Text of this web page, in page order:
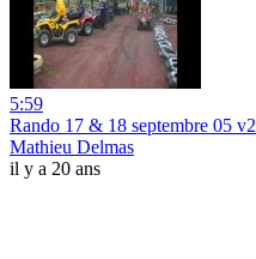
5:59
Rando 17 & 18 septembre 05 v2
Mathieu Delmas
il y a 20 ans